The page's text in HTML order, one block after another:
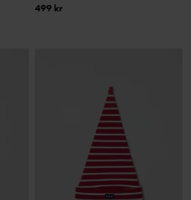
499 kr